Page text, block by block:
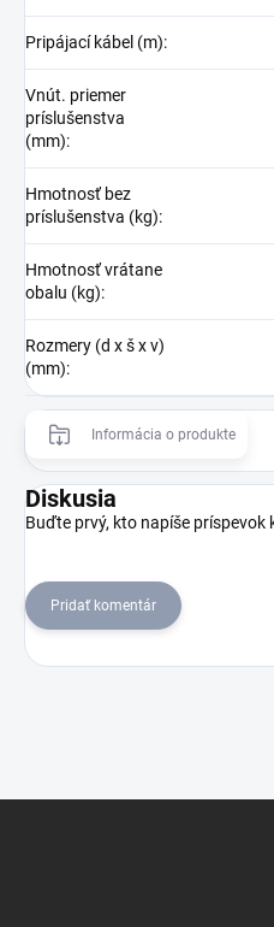
Pripájací kábel (m):
Vnút. priemer
príslušenstva
(mm):
Hmotnosť bez
príslušenstva (kg):
Hmotnosť vrátane
obalu (kg):
Rozmery (d x š x v)
(mm):
Informácia o produkte
Diskusia
Buďte prvý, kto napíše príspevok
Pridať komentár